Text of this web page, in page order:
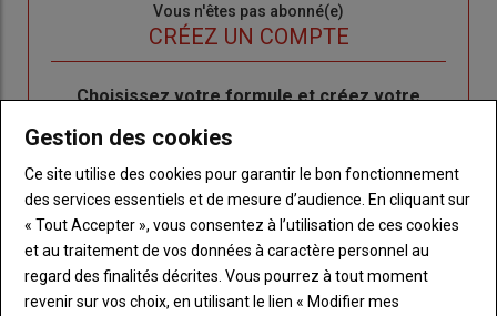
Vous n'êtes pas abonné(e)
CRÉEZ UN COMPTE
BodyChoisissez votre formule et créez votre
Lien Créez un compte
LES PLUS LUS
Gestion des cookies
Ce site utilise des cookies pour garantir le bon fonctionnement
des services essentiels et de mesure d’audience. En cliquant sur
« Tout Accepter », vous consentez à l’utilisation de ces cookies
et au traitement de vos données à caractère personnel au
regard des finalités décrites. Vous pourrez à tout moment
revenir sur vos choix, en utilisant le lien « Modifier mes